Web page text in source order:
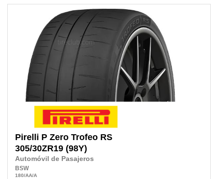
Pirelli P Zero Trofeo RS
305/30ZR19 (98Y)
Automóvil de Pasajeros
BSW
180/AA/A